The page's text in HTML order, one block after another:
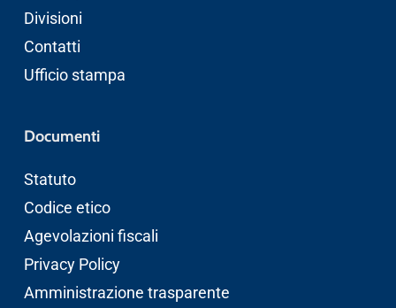
Divisioni
Contatti
Ufficio stampa
Documenti
Statuto
Codice etico
Agevolazioni fiscali
Privacy Policy
Amministrazione trasparente